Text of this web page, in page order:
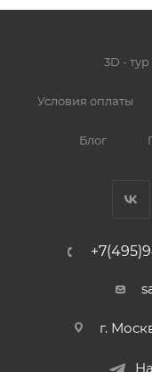
3D - тур
Условия оплаты
Блог
г.